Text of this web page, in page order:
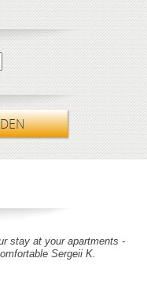
stay at your apartments -
Sergeii K.